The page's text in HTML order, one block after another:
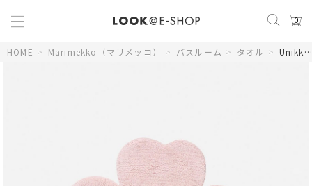
0
HOME > Marimekko（マリメッコ） > バスルーム > タオル > Unikko マット